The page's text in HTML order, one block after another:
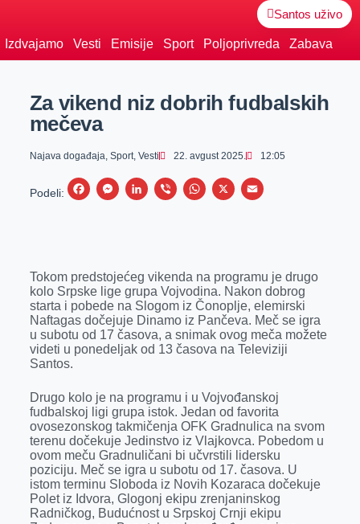
Santos uživo
Izdvajamo Vesti Emisije Sport Poljoprivreda Zabava
Za vikend niz dobrih fudbalskih
mečeva
Najava događaja, Sport, Vesti 22. avgust 2025. 12:05
Podeli:
F
b
o
o
k
M
e
n
g
e
L
e
d
I
n
V
r
W
s
A
p
p
X
E
l
Tokom predstojećeg vikenda na programu je drugo
kolo Srpske lige grupa Vojvodina. Nakon dobrog
starta i pobede na Slogom iz Čonoplje, elemirski
Naftagas dočejuje Dinamo iz Pančeva. Meč se igra
u subotu od 17 časova, a snimak ovog meča možete
videti u ponedeljak od 13 časova na Televiziji
Santos.
Drugo kolo je na programu i u Vojvođanskoj
fudbalskoj ligi grupa istok. Jedan od favorita
ovosezonskog takmičenja OFK Gradnulica na svom
terenu dočekuje Jedinstvo iz Vlajkovca. Pobedom u
ovom meču Gradnuličani bi učvrstili lidersku
poziciju. Meč se igra u subotu od 17. časova. U
istom terminu Sloboda iz Novih Kozaraca dočekuje
Polet iz Idvora, Glogonj ekipu zrenjaninskog
Radničkog, Budućnost u Srpskoj Crnji ekipu